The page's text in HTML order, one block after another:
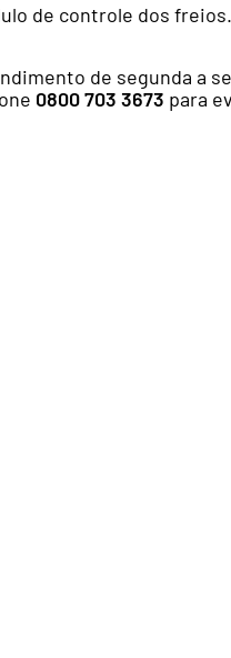
de controle dos
de segunda a
0800 703 3673 para